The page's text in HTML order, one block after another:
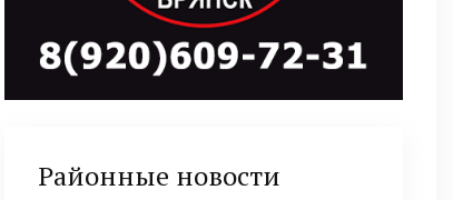
Районные новости